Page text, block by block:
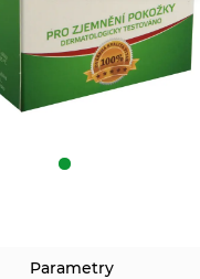
Parametry